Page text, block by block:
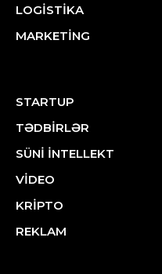
LOGİSTİKA
MARKETİNG
STARTUP
TƏDBİRLƏR
SÜNİ İNTELLEKT
VİDEO
KRİPTO
REKLAM